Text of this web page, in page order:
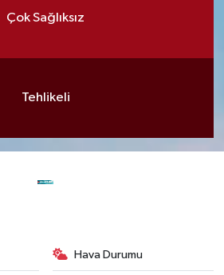
Çok Sağlıksız
Tehlikeli
Hava Durumu